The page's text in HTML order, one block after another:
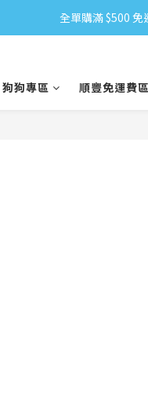
小食購
全單購滿 $500
小食購
狗狗專區 順豐免運費區